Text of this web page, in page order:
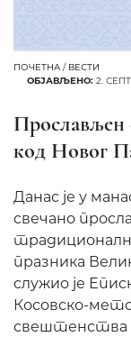
ПОЧЕТНА / ВЕСТИ
ОБЈАВЉЕНО: 2.
Прослављен
код Новог
Данас је у
свечано
празника
служио је
Косовско-
свештенства